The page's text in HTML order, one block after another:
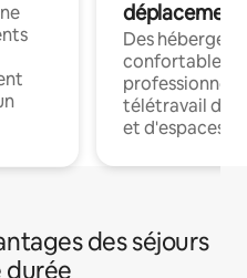
déplacement
Des
confortables
professionnels
télétravail
et d'espaces
des séjours
durée